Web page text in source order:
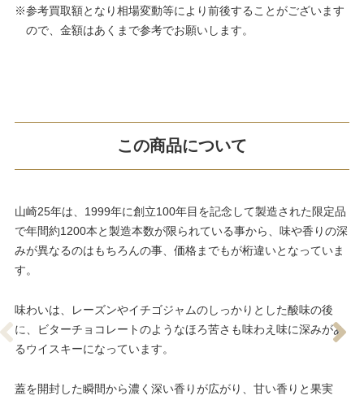
※参考買取額となり相場変動等により前後することがございます
ので、金額はあくまで参考でお願いします。
この商品について
山崎25年は、1999年に創立100年目を記念して製造された限定品
で年間約1200本と製造本数が限られている事から、味や香りの深
みが異なるのはもちろんの事、価格までもが桁違いとなっていま
す。
味わいは、レーズンやイチゴジャムのしっかりとした酸味の後
に、ビターチョコレートのようなほろ苦さも味わえ味に深みがあ
るウイスキーになっています。
蓋を開封した瞬間から濃く深い香りが広がり、甘い香りと果実